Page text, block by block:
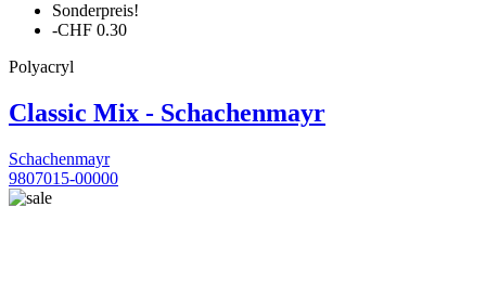
Sonderpreis!
-CHF 0.30
Polyacryl
Classic Mix - Schachenmayr
Schachenmayr
9807015-00000